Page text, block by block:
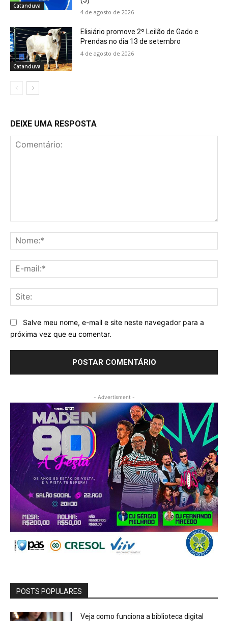
Catanduva
4 de agosto de 2026
Catanduva
Elisiário promove 2º Leilão de Gado e
Prendas no dia 13 de setembro
4 de agosto de 2026
DEIXE UMA RESPOSTA
Salve meu nome, e-mail e site neste navegador para a
próxima vez que eu comentar.
- Advertisment -
POSTS POPULARES
Veja como funciona a biblioteca digital